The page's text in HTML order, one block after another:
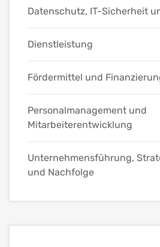
Datenschutz, IT-Sicherheit
Dienstleistung
Fördermittel und
Personalmanagement und
Mitarbeiterentwicklung
Unternehmensführung,
und Nachfolge